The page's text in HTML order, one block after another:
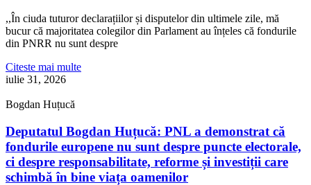
,,În ciuda tuturor declarațiilor și disputelor din ultimele zile, mă
bucur că majoritatea colegilor din Parlament au înțeles că fondurile
din PNRR nu sunt despre
Citeste mai multe
iulie 31, 2026
Bogdan Huțucă
Deputatul Bogdan Huțucă: PNL a demonstrat că
fondurile europene nu sunt despre puncte electorale,
ci despre responsabilitate, reforme și investiții care
schimbă în bine viața oamenilor